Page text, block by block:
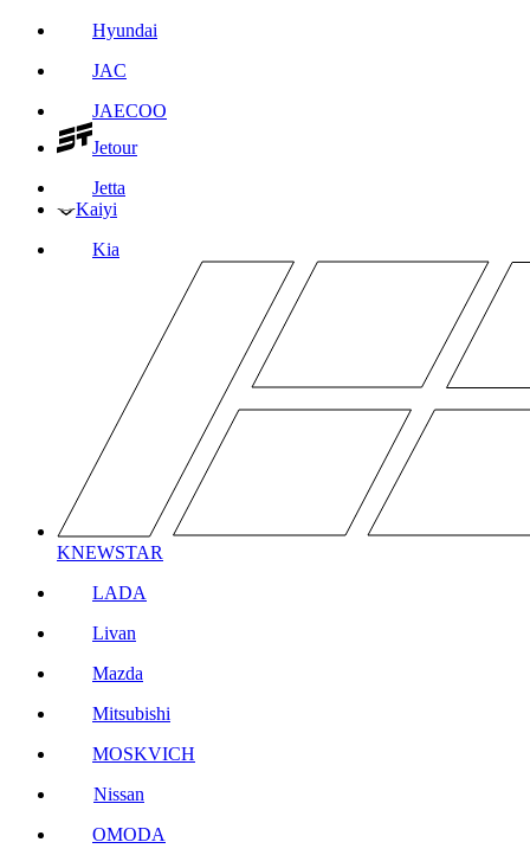
Hyundai
JAC
JAECOO
Jetour
Jetta
Kaiyi
Kia
KNEWSTAR
LADA
Livan
Mazda
Mitsubishi
MOSKVICH
Nissan
OMODA